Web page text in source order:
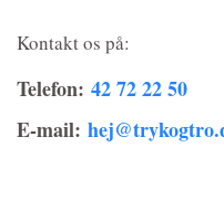
Kontakt os på:
Telefon: 42 72 22 50
E-mail: